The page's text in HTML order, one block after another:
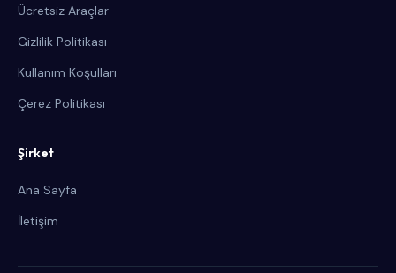
Ücretsiz Araçlar
Gizlilik Politikası
Kullanım Koşulları
Çerez Politikası
Şirket
Ana Sayfa
İletişim